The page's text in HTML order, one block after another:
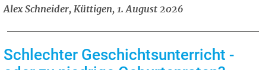
Alex Schneider, Küttigen, 1. August 2026
Schlechter Geschichtsunterricht -